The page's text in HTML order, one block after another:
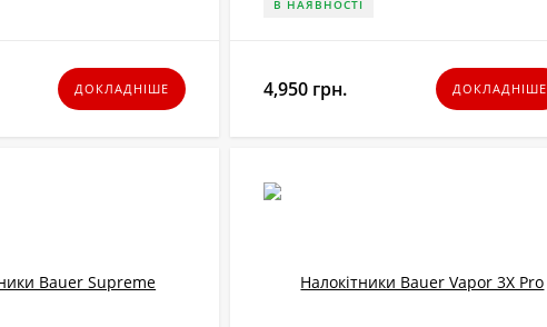
ДОКЛАДНІШЕ
В НАЯВНОСТІ
4,950 грн. ДОКЛАДНІШЕ